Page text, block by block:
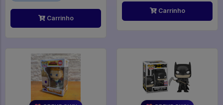
Carrinho
Carrinho